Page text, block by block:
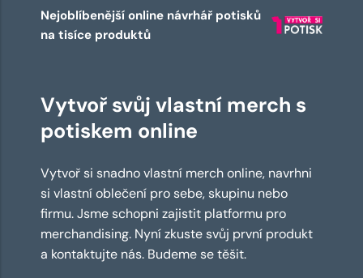
Nejoblíbenější online návrhář potisků
na tisíce produktů
Vytvoř svůj vlastní merch s
potiskem online
Vytvoř si snadno vlastní merch online, navrhni
si vlastní oblečení pro sebe, skupinu nebo
firmu. Jsme schopni zajistit platformu pro
merchandising. Nyní zkuste svůj první produkt
a kontaktujte nás. Budeme se těšit.